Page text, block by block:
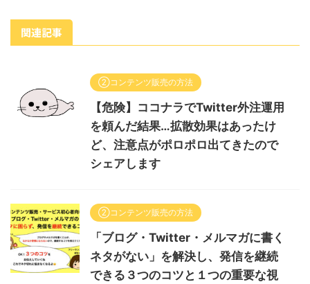
関連記事
②コンテンツ販売の方法
【危険】ココナラでTwitter外注運用
を頼んだ結果…拡散効果はあったけ
ど、注意点がポロポロ出てきたので
シェアします
②コンテンツ販売の方法
「ブログ・Twitter・メルマガに書く
ネタがない」を解決し、発信を継続
できる３つのコツと１つの重要な視